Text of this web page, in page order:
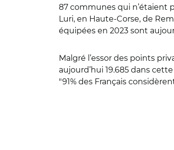
87 communes qui n’étaient
Luri, en Haute-Corse, de
équipées en 2023 sont
Malgré l’essor des points
aujourd’hui 19.685 dans
"91% des Français